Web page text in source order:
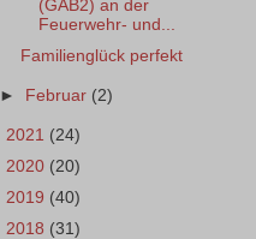
(GAB2) an der
Feuerwehr- und...
Familienglück perfekt
► Februar (2)
2021 (24)
2020 (20)
2019 (40)
2018 (31)